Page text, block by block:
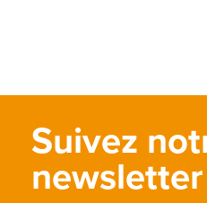
Suivez
newsletter